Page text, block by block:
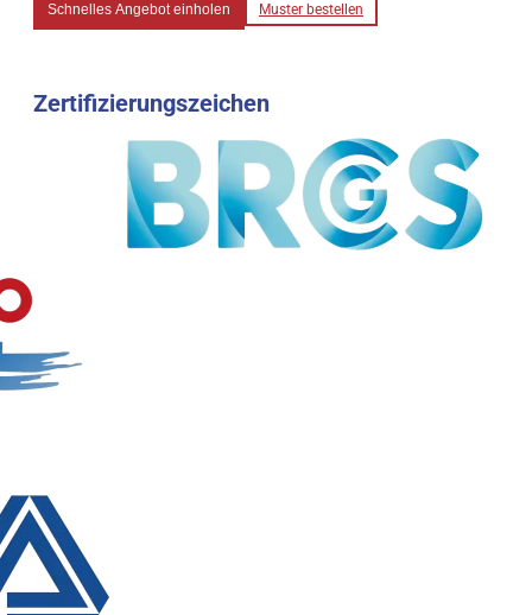
Schnelles Angebot einholen Muster bestellen
Zertifizierungszeichen